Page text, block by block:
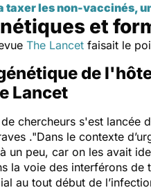
taxer les non-vaccinés,
et
The Lancet faisait le
de
Lancet
chercheurs s'est
."Dans le contexte
un peu, car on les avait
la voie des interférons de
au tout début de